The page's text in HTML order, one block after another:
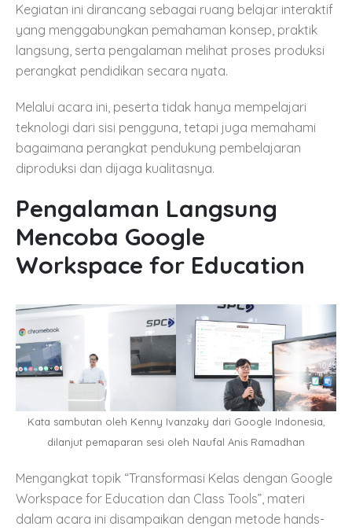
Kegiatan ini dirancang sebagai ruang belajar interaktif
yang menggabungkan pemahaman konsep, praktik
langsung, serta pengalaman melihat proses produksi
perangkat pendidikan secara nyata.
Melalui acara ini, peserta tidak hanya mempelajari
teknologi dari sisi pengguna, tetapi juga memahami
bagaimana perangkat pendukung pembelajaran
diproduksi dan dijaga kualitasnya.
Pengalaman Langsung
Mencoba Google
Workspace for Education
Kata sambutan oleh Kenny Ivanzaky dari Google Indonesia,
dilanjut pemaparan sesi oleh Naufal Anis Ramadhan
Mengangkat topik “Transformasi Kelas dengan Google
Workspace for Education dan Class Tools”, materi
dalam acara ini disampaikan dengan metode hands-